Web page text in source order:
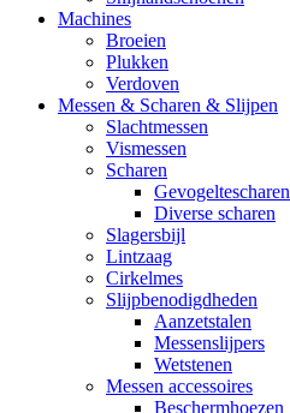
Machines
Broeien
Plukken
Verdoven
Messen & Scharen & Slijpen
Slachtmessen
Vismessen
Scharen
Gevogeltescharen
Diverse scharen
Slagersbijl
Lintzaag
Cirkelmes
Slijpbenodigdheden
Aanzetstalen
Messenslijpers
Wetstenen
Messen accessoires
Beschermhoezen